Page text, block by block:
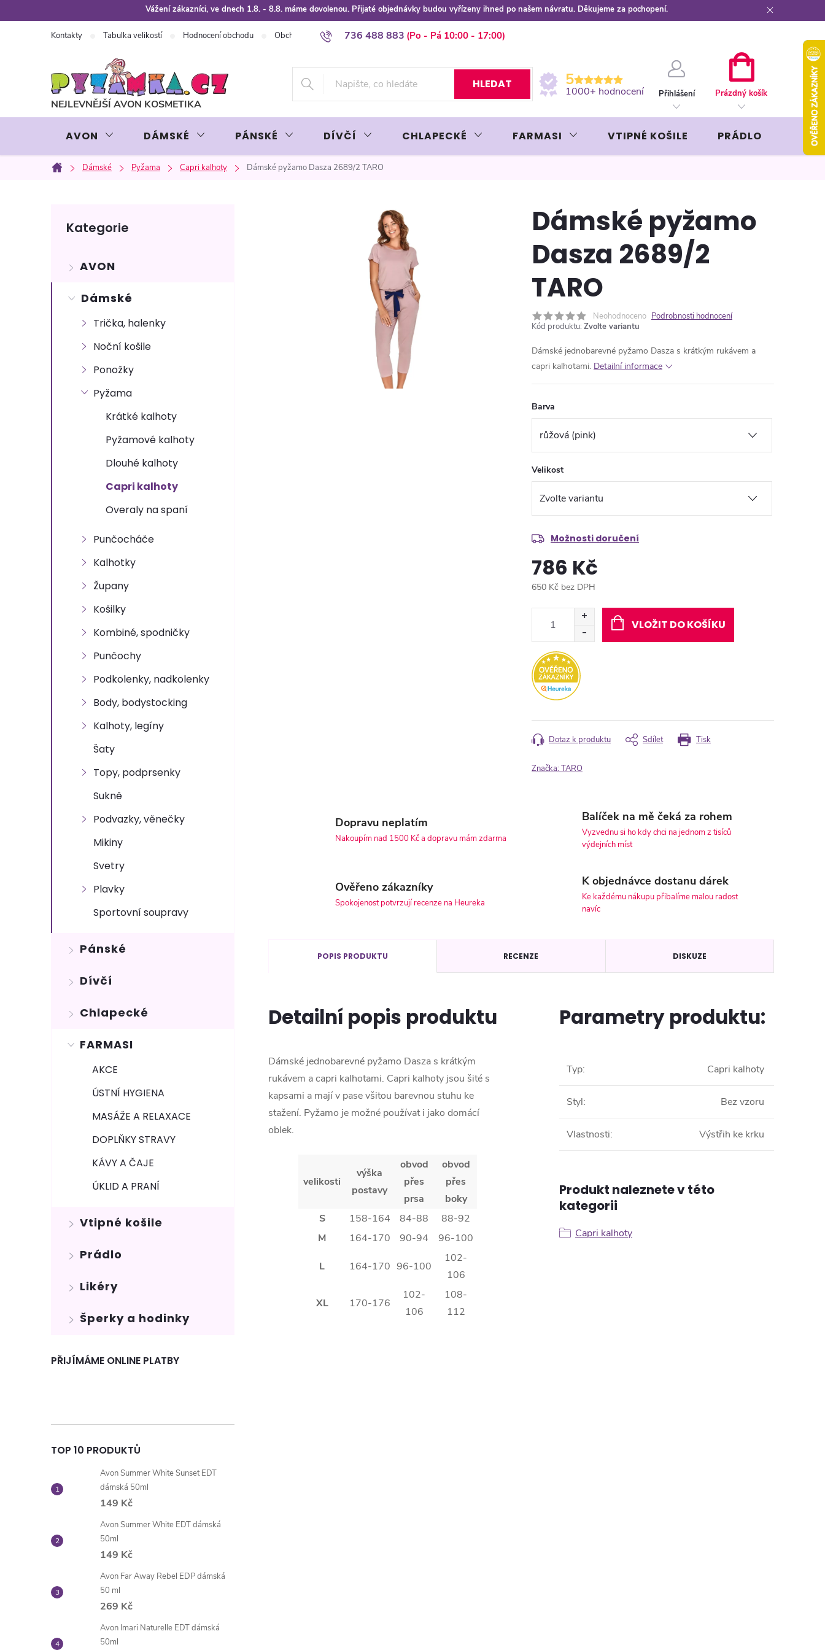
na
Vážení zákazníci, ve dnech 1.8. - 8.8. máme dovolenou. Přijaté objednávky budou vyřízeny ihned po našem návratu. Děkujeme za pochopení.
736 488 883
Kontakty Tabulka velikostí Hodnocení obchodu Obchodní podmínky Podmínky ochrany osobních údajů
HLEDAT 5
1000+ hodnocení Přihlášení
KOŠÍK
Prázdný košík
AVON DÁMSKÉ PÁNSKÉ DÍVČÍ CHLAPECKÉ FARMASI VTIPNÉ KOŠILE PRÁDLO
Domů
Dámské Pyžama Capri kalhoty Dámské pyžamo Dasza 2689/2 TARO
s
kategorie
Kategorie
AVON
Dámské
Trička, halenky
Noční košile
Ponožky
Pyžama
Krátké kalhoty
Pyžamové kalhoty
Dlouhé kalhoty
Capri kalhoty
Overaly na spaní
Punčocháče
Kalhotky
Župany
Košilky
Kombiné, spodničky
Punčochy
Podkolenky, nadkolenky
Body, bodystocking
Kalhoty, legíny
Šaty
Topy, podprsenky
Sukně
Podvazky, věnečky
Mikiny
Svetry
Plavky
Sportovní soupravy
Pánské
Dívčí
Chlapecké
FARMASI
AKCE
ÚSTNÍ HYGIENA
MASÁŽE A RELAXACE
DOPLŇKY STRAVY
KÁVY A ČAJE
ÚKLID A PRANÍ
Vtipné košile
Prádlo
Likéry
Šperky a hodinky
PŘIJÍMÁME ONLINE PLATBY
TOP 10 PRODUKTŮ
Avon Summer White Sunset EDT
dámská 50ml
149 Kč
Avon Summer White EDT dámská
50ml
149 Kč
Avon Far Away Rebel EDP dámská
50 ml
269 Kč
Avon Imari Naturelle EDT dámská
50ml
Dámské pyžamo
Dasza 2689/2
TARO
Neohodnoceno Podrobnosti hodnocení
Kód produktu: Zvolte variantu
Dámské jednobarevné pyžamo Dasza s krátkým rukávem a
capri kalhotami. Detailní informace
Barva
Velikost
Možnosti doručení
786 Kč
650 Kč bez DPH
VLOŽIT DO KOŠÍKU
Tisk
Dotaz k produktu Sdílet
Značka:TARO
Dopravu neplatím
Nakoupím nad 1500 Kč a dopravu mám zdarma
Balíček na mě čeká za rohem
Vyzvednu si ho kdy chci na jednom z tisíců
výdejních míst
Ověřeno zákazníky
Spokojenost potvrzují recenze na Heureka
K objednávce dostanu dárek
Ke každému nákupu přibalíme malou radost
navíc
POPIS PRODUKTU RECENZE DISKUZE
Detailní popis produktu
Dámské jednobarevné pyžamo Dasza s krátkým
rukávem a capri kalhotami. Capri kalhoty jsou šité s
kapsami a mají v pase všitou barevnou stuhu ke
stažení. Pyžamo je možné používat i jako domácí
oblek.
velikosti
výška
postavy
obvod
přes
prsa
obvod
přes
boky
S
158-164 84-88
88-92
M
164-170 90-94 96-100
L 164-170 96-100
102-
106
XL 170-176
102-
106
108-
112
Parametry produktu:
Typ: Capri kalhoty
Styl: Bez vzoru
Vlastnosti: Výstřih ke krku
Produkt naleznete v této
kategorii
Capri kalhoty